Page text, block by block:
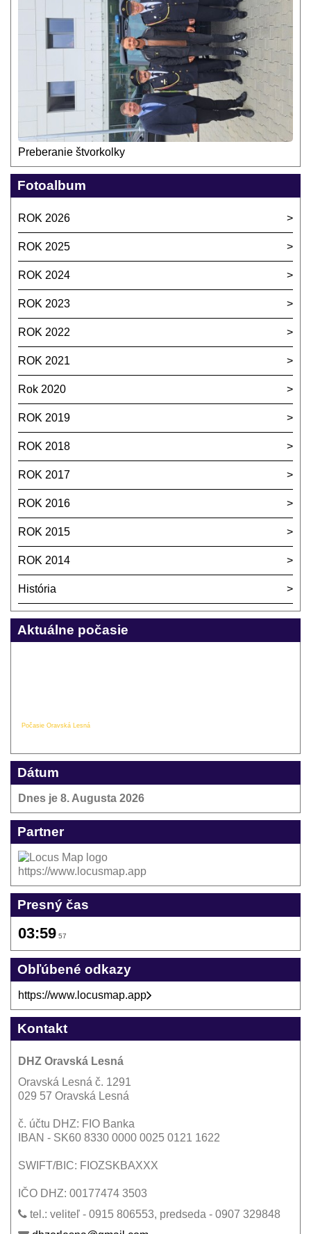
Preberanie štvorkolky
Fotoalbum
ROK 2026
ROK 2025
ROK 2024
ROK 2023
ROK 2022
ROK 2021
Rok 2020
ROK 2019
ROK 2018
ROK 2017
ROK 2016
ROK 2015
ROK 2014
História
Aktuálne počasie
Počasie Oravská Lesná
Dátum
Dnes je 8. Augusta 2026
Partner
https://www.locusmap.app
Presný čas
03:59 57
Obľúbené odkazy
https://www.locusmap.app
Kontakt
DHZ Oravská Lesná
Oravská Lesná č. 1291
029 57 Oravská Lesná
č. účtu DHZ: FIO Banka
IBAN - SK60 8330 0000 0025 0121 1622
SWIFT/BIC: FIOZSKBAXXX
IČO DHZ: 00177474 3503
tel.: veliteľ - 0915 806553, predseda - 0907 329848